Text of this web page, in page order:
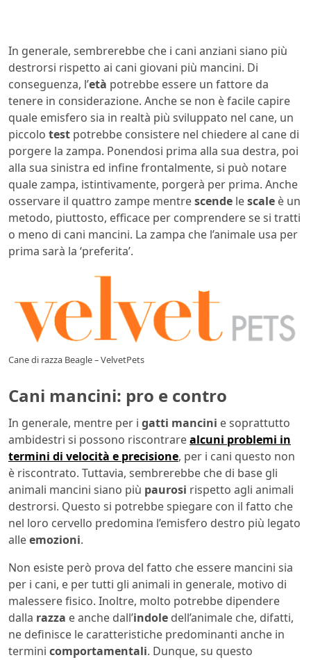
In generale, sembrerebbe che i cani anziani siano più
destrorsi rispetto ai cani giovani più mancini. Di
conseguenza, l’età potrebbe essere un fattore da
tenere in considerazione. Anche se non è facile capire
quale emisfero sia in realtà più sviluppato nel cane, un
piccolo test potrebbe consistere nel chiedere al cane di
porgere la zampa. Ponendosi prima alla sua destra, poi
alla sua sinistra ed infine frontalmente, si può notare
quale zampa, istintivamente, porgerà per prima. Anche
osservare il quattro zampe mentrescende lescale è un
metodo, piuttosto, efficace per comprendere se si tratti
o meno di cani mancini. La zampa che l’animale usa per
prima sarà la ‘preferita’.
Cane di razza Beagle – VelvetPets
Cani mancini: pro e contro
In generale, mentre per i gatti mancini e soprattutto
ambidestri si possono riscontrarealcuni problemi in
termini di velocità e precisione, per i cani questo non
è riscontrato. Tuttavia, sembrerebbe che di base gli
animali mancini siano più paurosi rispetto agli animali
destrorsi. Questo si potrebbe spiegare con il fatto che
nel loro cervello predomina l’emisfero destro più legato
alleemozioni.
Non esiste però prova del fatto che essere mancini sia
per i cani, e per tutti gli animali in generale, motivo di
malessere fisico. Inoltre, molto potrebbe dipendere
dalla razza e anche dall’indole dell’animale che, difatti,
ne definisce le caratteristiche predominanti anche in
termini comportamentali. Dunque, su questo